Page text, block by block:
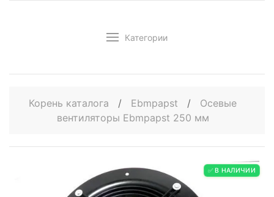
Категории
Корень каталога / Ebmpapst /
Осевые
вентиляторы Ebmpapst 250 мм
✅ В НАЛИЧИИ